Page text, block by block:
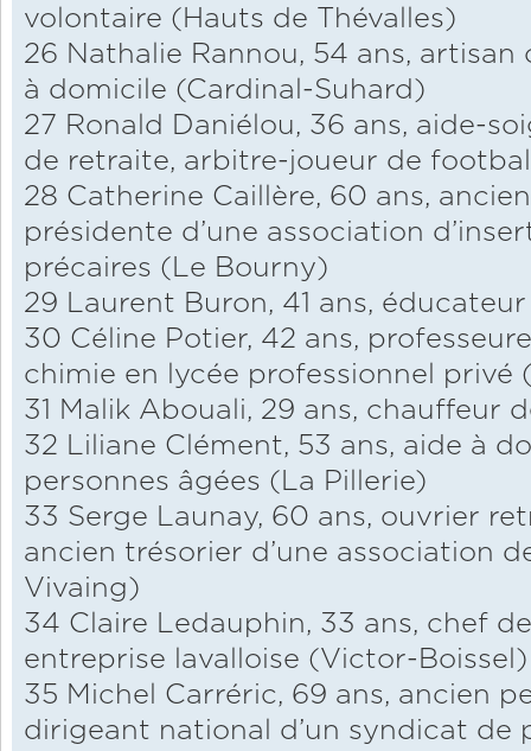
volontaire (Hauts de Thévalles)
26 Nathalie Rannou, 54 ans,
à domicile (Cardinal-Suhard)
27 Ronald Daniélou, 36 ans, aide-
de retraite, arbitre-joueur de
28 Catherine Caillère, 60 ans,
présidente d’une association
précaires (Le Bourny)
29 Laurent Buron, 41 ans,
30 Céline Potier, 42 ans,
chimie en lycée professionnel privé
31 Malik Abouali, 29 ans, chauffeur
32 Liliane Clément, 53 ans, aide à
personnes âgées (La Pillerie)
33 Serge Launay, 60 ans, ouvrier
ancien trésorier d’une association
Vivaing)
34 Claire Ledauphin, 33 ans, chef
entreprise lavalloise (Victor-Boissel)
35 Michel Carréric, 69 ans, ancien
dirigeant national d’un syndicat de